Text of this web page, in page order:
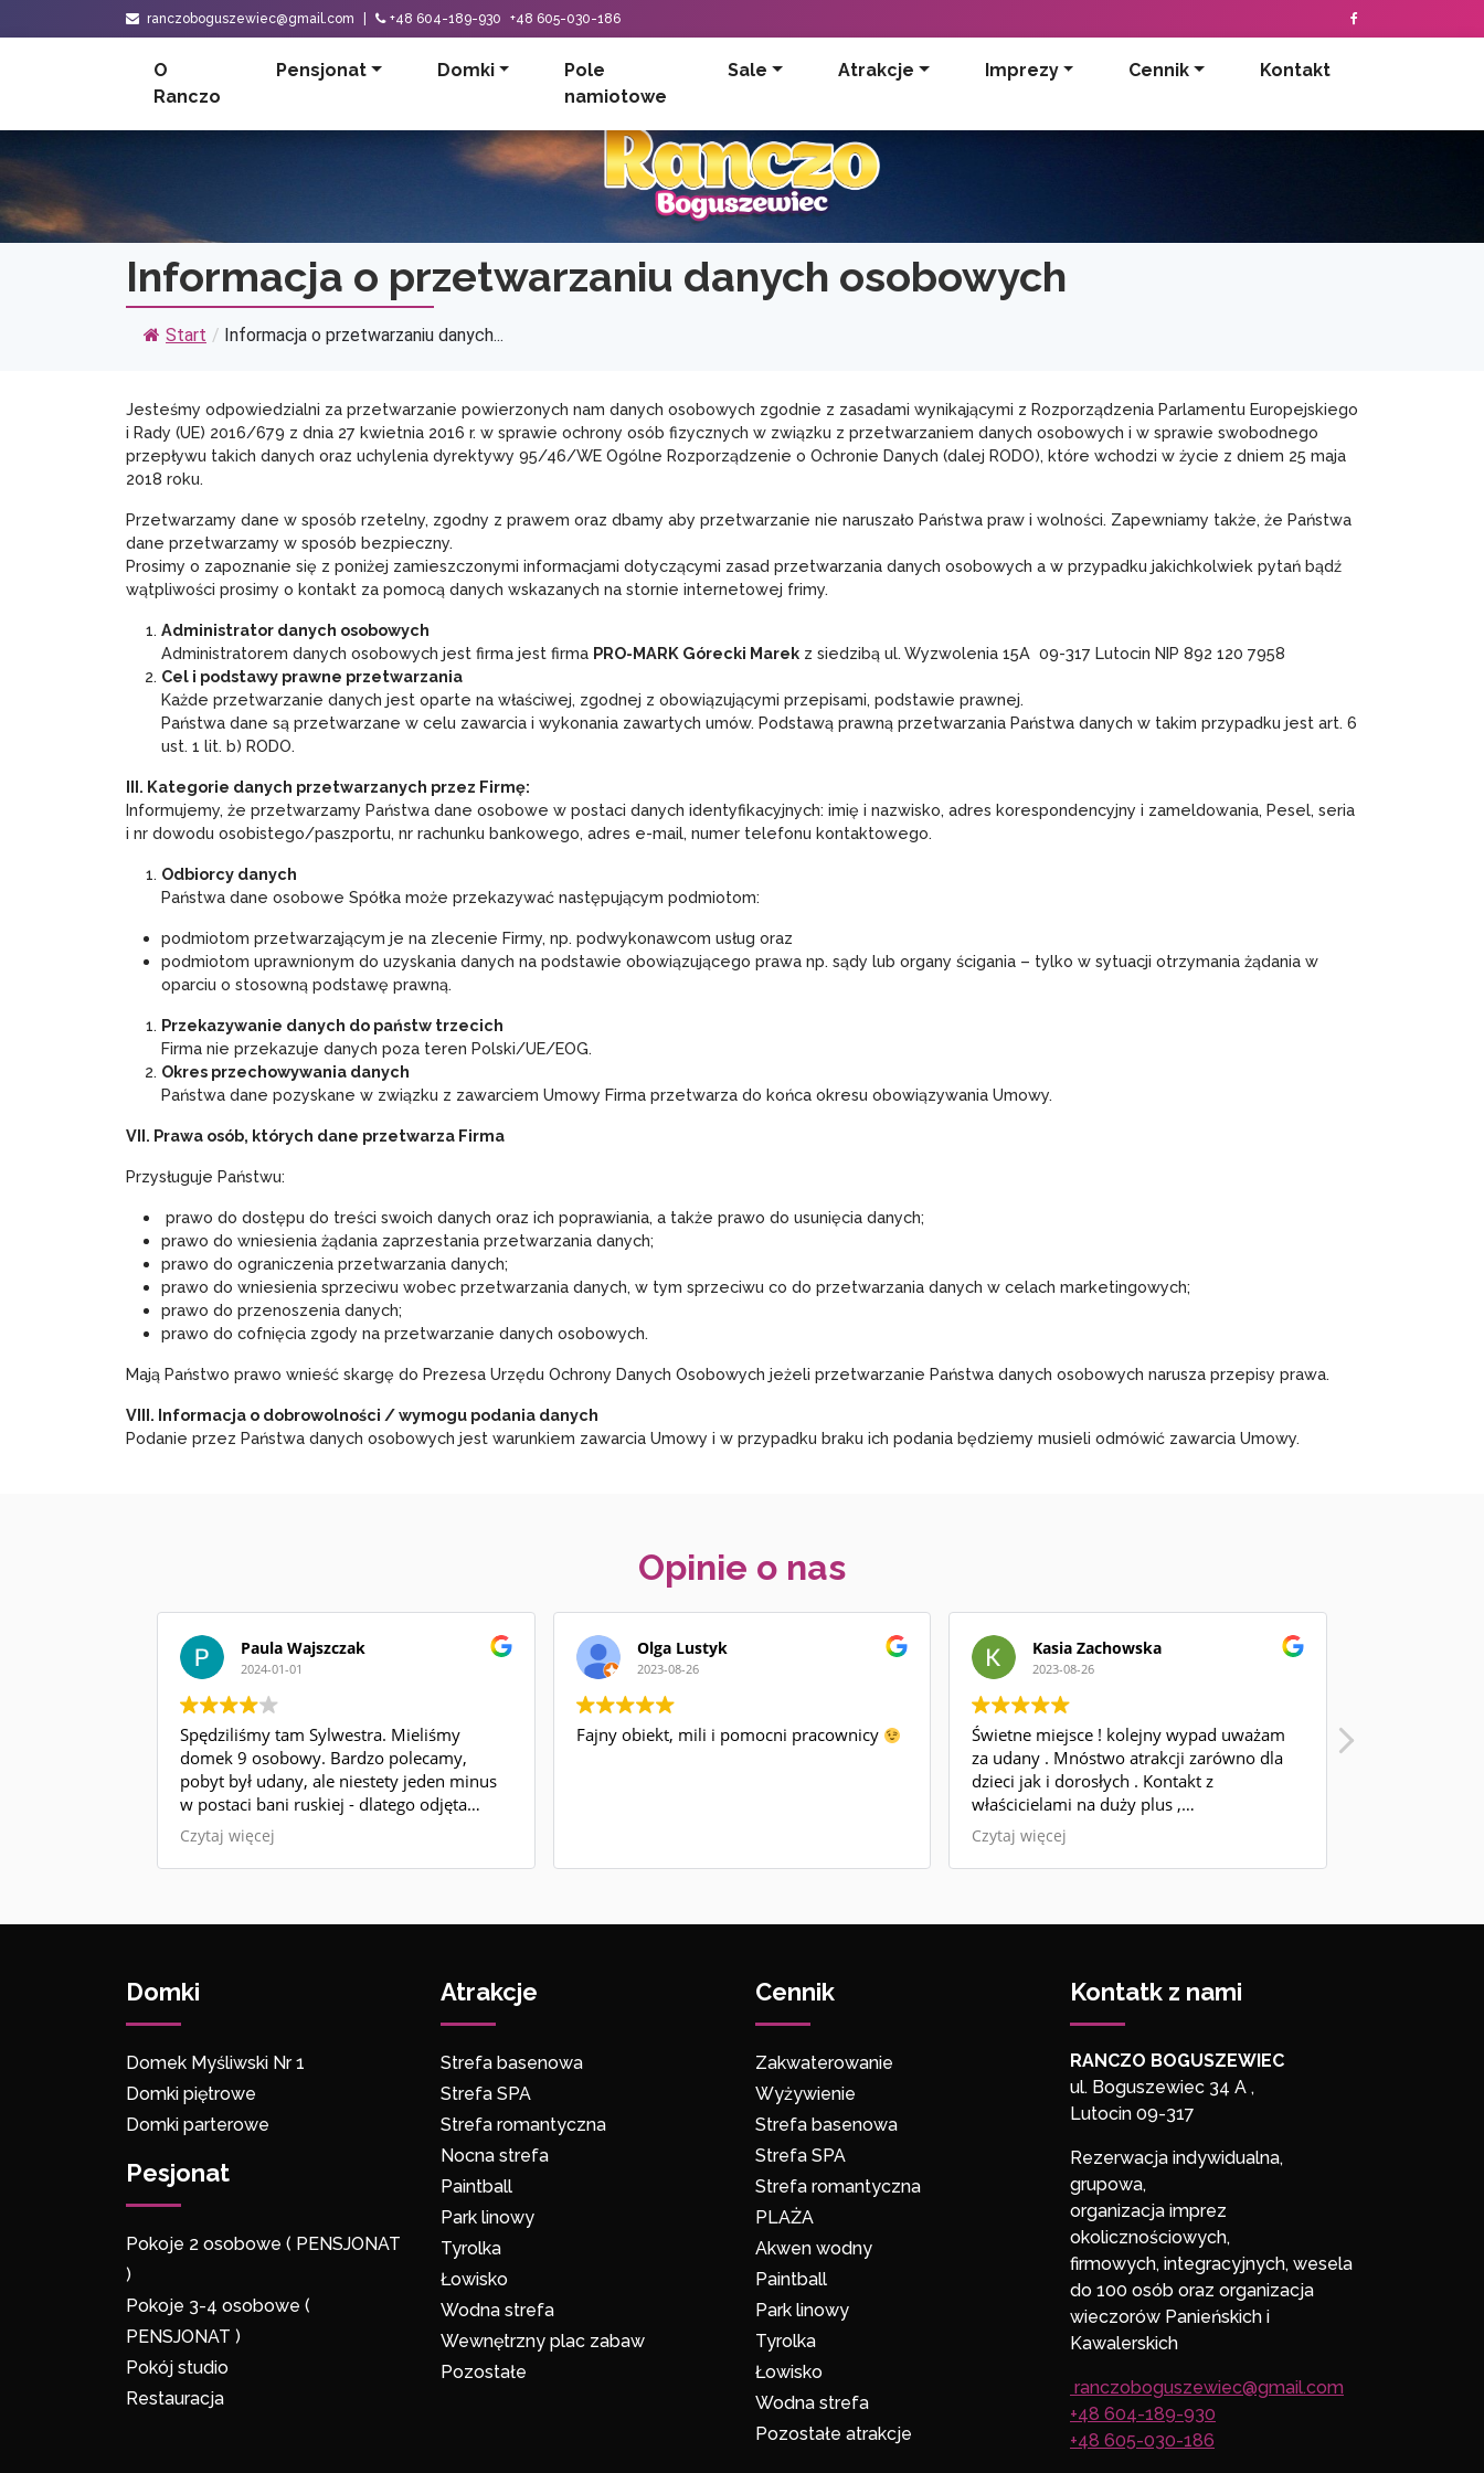
ranczoboguszewiec@gmail.com +48 604-189-930 +48 605-030-186
O
Ranczo
Pensjonat Domki
Pole
namiotowe
Sale Atrakcje Imprezy Cennik Kontakt
Informacja o przetwarzaniu danych osobowych
Start / Informacja o przetwarzaniu danych...
Jesteśmy odpowiedzialni za przetwarzanie powierzonych nam danych osobowych zgodnie z zasadami wynikającymi z Rozporządzenia Parlamentu Europejskiego
i Rady (UE) 2016/679 z dnia 27 kwietnia 2016 r. w sprawie ochrony osób fizycznych w związku z przetwarzaniem danych osobowych i w sprawie swobodnego
przepływu takich danych oraz uchylenia dyrektywy 95/46/WE Ogólne Rozporządzenie o Ochronie Danych (dalej RODO), które wchodzi w życie z dniem 25 maja
2018 roku.
Przetwarzamy dane w sposób rzetelny, zgodny z prawem oraz dbamy aby przetwarzanie nie naruszało Państwa praw i wolności. Zapewniamy także, że Państwa
dane przetwarzamy w sposób bezpieczny.
Prosimy o zapoznanie się z poniżej zamieszczonymi informacjami dotyczącymi zasad przetwarzania danych osobowych a w przypadku jakichkolwiek pytań bądź
wątpliwości prosimy o kontakt za pomocą danych wskazanych na stornie internetowej frimy.
Administrator danych osobowych
Administratorem danych osobowych jest firma jest firma PRO-MARK Górecki Marek z siedzibą ul. Wyzwolenia 15A 09-317 Lutocin NIP 892 120 7958
Cel i podstawy prawne przetwarzania
Każde przetwarzanie danych jest oparte na właściwej, zgodnej z obowiązującymi przepisami, podstawie prawnej.
Państwa dane są przetwarzane w celu zawarcia i wykonania zawartych umów. Podstawą prawną przetwarzania Państwa danych w takim przypadku jest art. 6
ust. 1 lit. b) RODO.
III. Kategorie danych przetwarzanych przez Firmę:
Informujemy, że przetwarzamy Państwa dane osobowe w postaci danych identyfikacyjnych: imię i nazwisko, adres korespondencyjny i zameldowania, Pesel, seria
i nr dowodu osobistego/paszportu, nr rachunku bankowego, adres e-mail, numer telefonu kontaktowego.
Odbiorcy danych
Państwa dane osobowe Spółka może przekazywać następującym podmiotom:
podmiotom przetwarzającym je na zlecenie Firmy, np. podwykonawcom usług oraz
podmiotom uprawnionym do uzyskania danych na podstawie obowiązującego prawa np. sądy lub organy ścigania – tylko w sytuacji otrzymania żądania w
oparciu o stosowną podstawę prawną.
Przekazywanie danych do państw trzecich
Firma nie przekazuje danych poza teren Polski/UE/EOG.
Okres przechowywania danych
Państwa dane pozyskane w związku z zawarciem Umowy Firma przetwarza do końca okresu obowiązywania Umowy.
VII. Prawa osób, których dane przetwarza Firma
Przysługuje Państwu:
prawo do dostępu do treści swoich danych oraz ich poprawiania, a także prawo do usunięcia danych;
prawo do wniesienia żądania zaprzestania przetwarzania danych;
prawo do ograniczenia przetwarzania danych;
prawo do wniesienia sprzeciwu wobec przetwarzania danych, w tym sprzeciwu co do przetwarzania danych w celach marketingowych;
prawo do przenoszenia danych;
prawo do cofnięcia zgody na przetwarzanie danych osobowych.
Mają Państwo prawo wnieść skargę do Prezesa Urzędu Ochrony Danych Osobowych jeżeli przetwarzanie Państwa danych osobowych narusza przepisy prawa.
VIII. Informacja o dobrowolności / wymogu podania danych
Podanie przez Państwa danych osobowych jest warunkiem zawarcia Umowy i w przypadku braku ich podania będziemy musieli odmówić zawarcia Umowy.
Opinie o nas
Paula Wajszczak
2024-01-01
Spędziliśmy tam Sylwestra. Mieliśmy
domek 9 osobowy. Bardzo polecamy,
pobyt był udany, ale niestety jeden minus
w postaci bani ruskiej - dlatego odjęta
jedna gwiazdka. Mieliśmy umówioną ją na
godz 17. Po interwencji, że woda jest nadal
zimna koło właśnie tej godziny
zostanie przesunięta na 20. Ostatecznie
Bardzo miło, że otrzymalismy zwrot
wszystko polecamy przypilnować tej
sprawy mocniej.
Oprócz tego pobyt był fanstastyczny,
polecamy te miejsce na krótsze/dłuższe
Czytaj więcej
Olga Lustyk
2023-08-26
Fajny obiekt, mili i pomocni pracownicy
Kasia Zachowska
2023-08-26
Świetne miejsce ! kolejny wypad uważam
za udany . Mnóstwo atrakcji zarówno dla
dzieci jak i dorosłych . Kontakt z
właścicielami na duży plus ,
bezproblemowi i pomocni . Na pewno
jeszcze nie jeden raz tam wrócę . Polecam
każdemu
Czytaj więcej
Domki
Domek Myśliwski Nr 1
Domki piętrowe
Domki parterowe
Pesjonat
Pokoje 2 osobowe ( PENSJONAT
)
Pokoje 3-4 osobowe (
PENSJONAT )
Pokój studio
Restauracja
Atrakcje
Strefa basenowa
Strefa SPA
Strefa romantyczna
Nocna strefa
Paintball
Park linowy
Tyrolka
Łowisko
Wodna strefa
Wewnętrzny plac zabaw
Pozostałe
Cennik
Zakwaterowanie
Wyżywienie
Strefa basenowa
Strefa SPA
Strefa romantyczna
PLAŻA
Akwen wodny
Paintball
Park linowy
Tyrolka
Łowisko
Wodna strefa
Pozostałe atrakcje
Kontatk z nami
RANCZO BOGUSZEWIEC
ul. Boguszewiec 34 A ,
Lutocin 09-317
Rezerwacja indywidualna,
grupowa,
organizacja imprez
okolicznościowych,
firmowych, integracyjnych, wesela
do 100 osób oraz organizacja
wieczorów Panieńskich i
Kawalerskich
ranczoboguszewiec@gmail.com
+48 604-189-930
+48 605-030-186